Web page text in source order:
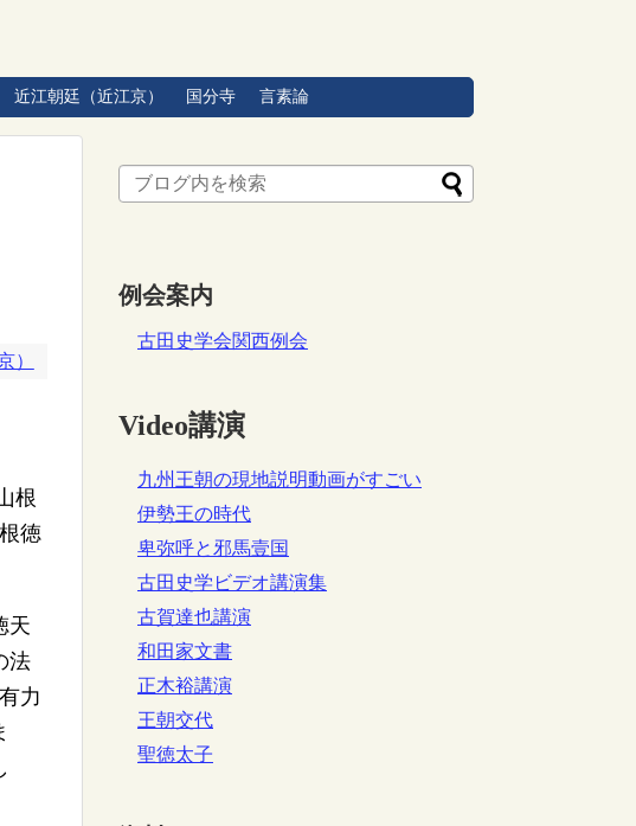
近江朝廷（近江京） 国分寺 言素論
）
根
徳
天
法
力
例会案内
古田史学会関西例会
Video講演
九州王朝の現地説明動画がすごい
伊勢王の時代
卑弥呼と邪馬壹国
古田史学ビデオ講演集
古賀達也講演
和田家文書
正木裕講演
王朝交代
聖徳太子